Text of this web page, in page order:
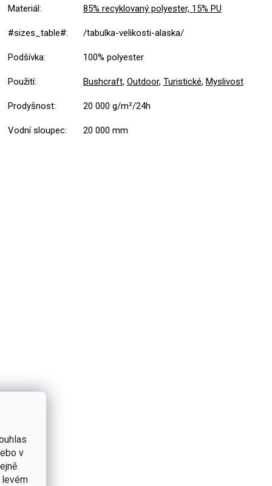
v
levém
Materiál: 85% recyklovaný polyester, 15% PU
#sizes_table#: /tabulka-velikosti-alaska/
Podšívka: 100% polyester
Použití: Bushcraft, Outdoor, Turistické, Myslivost
Prodyšnost: 20 000 g/m²/24h
Vodní sloupec: 20 000 mm